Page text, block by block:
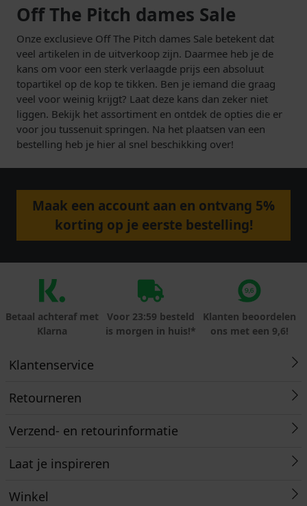
Off The Pitch dames Sale
Onze exclusieve Off The Pitch dames Sale betekent dat
veel artikelen in de uitverkoop zijn. Daarmee heb je de
kans om voor een sterk verlaagde prijs een absoluut
topartikel op de kop te tikken. Ben je iemand die graag
veel voor weinig krijgt? Laat deze kans dan zeker niet
liggen. Bekijk het assortiment en ontdek de opties die er
voor jou tussenuit springen. Na het plaatsen van een
bestelling heb je hier al snel beschikking over!
Maak een account aan en ontvang 5%
korting op je eerste bestelling!
Betaal achteraf met
Klarna
Voor 23:59 besteld
is morgen in huis!*
Klanten beoordelen
ons met een 9,6!
Klantenservice
Retourneren
Verzend- en retourinformatie
Laat je inspireren
Winkel